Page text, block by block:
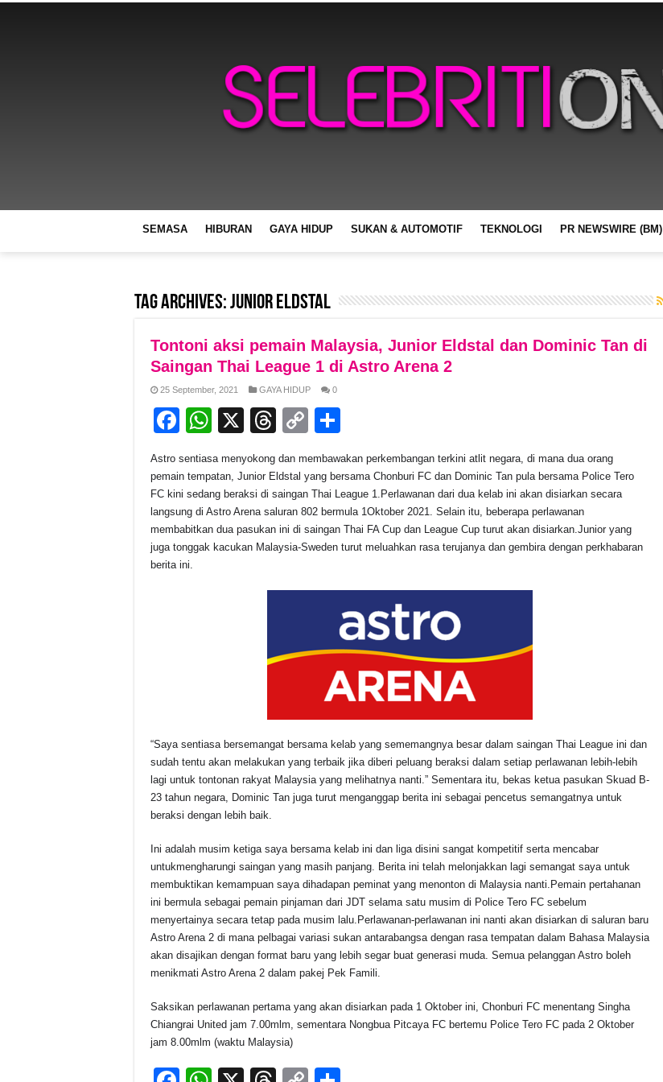
SEMASA HIBURAN GAYA HIDUP SUKAN & AUTOMOTIF TEKNOLOGI PR NEWSWIRE (BM)
Tag Archives:junior eldstal
Tontoni aksi pemain Malaysia, Junior Eldstal dan Dominic Tan di
Saingan Thai League 1 di Astro Arena 2
25 September, 2021 GAYA HIDUP 0
F
c
e
b
o
o
W
at
s
A
p
X
T
e
a
d
s
C
p
y
Li
n
ar
e
Astro sentiasa menyokong dan membawakan perkembangan terkini atlit negara, di mana dua orang
pemain tempatan, Junior Eldstal yang bersama Chonburi FC dan Dominic Tan pula bersama Police Tero
FC kini sedang beraksi di saingan Thai League 1.Perlawanan dari dua kelab ini akan disiarkan secara
langsung di Astro Arena saluran 802 bermula 1Oktober 2021. Selain itu, beberapa perlawanan
membabitkan dua pasukan ini di saingan Thai FA Cup dan League Cup turut akan disiarkan.Junior yang
juga tonggak kacukan Malaysia-Sweden turut meluahkan rasa terujanya dan gembira dengan perkhabaran
berita ini.
“Saya sentiasa bersemangat bersama kelab yang sememangnya besar dalam saingan Thai League ini dan
sudah tentu akan melakukan yang terbaik jika diberi peluang beraksi dalam setiap perlawanan lebih-lebih
lagi untuk tontonan rakyat Malaysia yang melihatnya nanti.” Sementara itu, bekas ketua pasukan Skuad B-
23 tahun negara, Dominic Tan juga turut menganggap berita ini sebagai pencetus semangatnya untuk
beraksi dengan lebih baik.
Ini adalah musim ketiga saya bersama kelab ini dan liga disini sangat kompetitif serta mencabar
untukmengharungi saingan yang masih panjang. Berita ini telah melonjakkan lagi semangat saya untuk
membuktikan kemampuan saya dihadapan peminat yang menonton di Malaysia nanti.Pemain pertahanan
ini bermula sebagai pemain pinjaman dari JDT selama satu musim di Police Tero FC sebelum
menyertainya secara tetap pada musim lalu.Perlawanan-perlawanan ini nanti akan disiarkan di saluran baru
Astro Arena 2 di mana pelbagai variasi sukan antarabangsa dengan rasa tempatan dalam Bahasa Malaysia
akan disajikan dengan format baru yang lebih segar buat generasi muda. Semua pelanggan Astro boleh
menikmati Astro Arena 2 dalam pakej Pek Famili.
Saksikan perlawanan pertama yang akan disiarkan pada 1 Oktober ini, Chonburi FC menentang Singha
Chiangrai United jam 7.00mlm, sementara Nongbua Pitcaya FC bertemu Police Tero FC pada 2 Oktober
jam 8.00mlm (waktu Malaysia)